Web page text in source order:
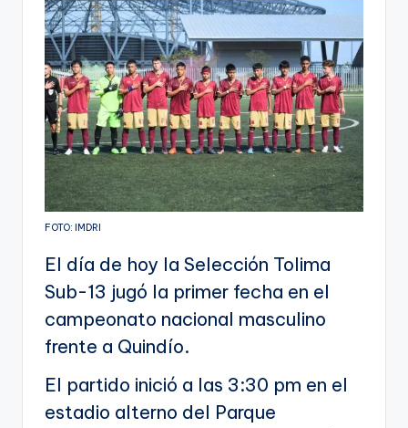
o
FOTO: IMDRI
El día de hoy la Selección Tolima
Sub-13 jugó la primer fecha en el
campeonato nacional masculino
frente a Quindío.
El partido inició a las 3:30 pm en el
estadio alterno del Parque